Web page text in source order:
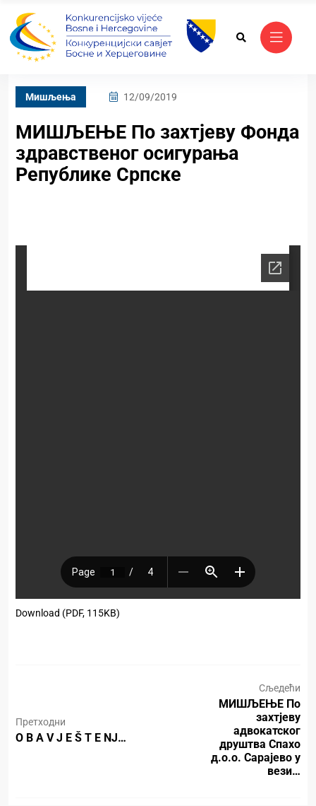
Mишљења 12/09/2019
МИШЉЕЊЕ По захтјеву Фонда
здравственог осигурања
Републике Српске
Download (PDF, 115KB)
Претходни
O B A V J E Š T E NJ…
Сљедећи
МИШЉЕЊЕ По
захтјеву
адвокатског
друштва Спахо
д.о.о. Сарајево у
вези…